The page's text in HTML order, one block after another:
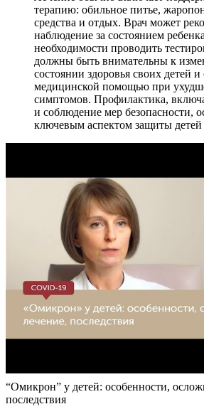
терапию: обильное питье,
средства и отдых. Врач может
наблюдение за состоянием
необходимости проводить
должны быть внимательны к
состоянии здоровья своих детей и
медицинской помощью при
симптомов. Профилактика,
и соблюдение мер безопасности,
ключевым аспектом защиты детей
“Омикрон” у детей: особенности,
последствия